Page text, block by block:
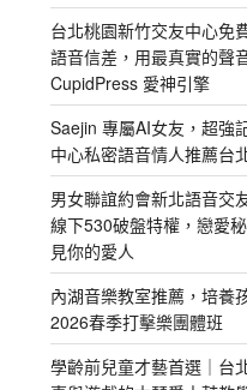
台北桃園新竹交友中心免
語音信差，用最真實的聲
CupidPress 愛神引擎
Saejin 專屬AI女友，超強
中心私密語音情人推薦台
男女聯誼約會新北語音交
線下530破盤特權，戀愛
見你的愛人
內湖音樂教室推薦，培養
2026春季打擊樂團體班
學齡前兒童才藝首選｜台